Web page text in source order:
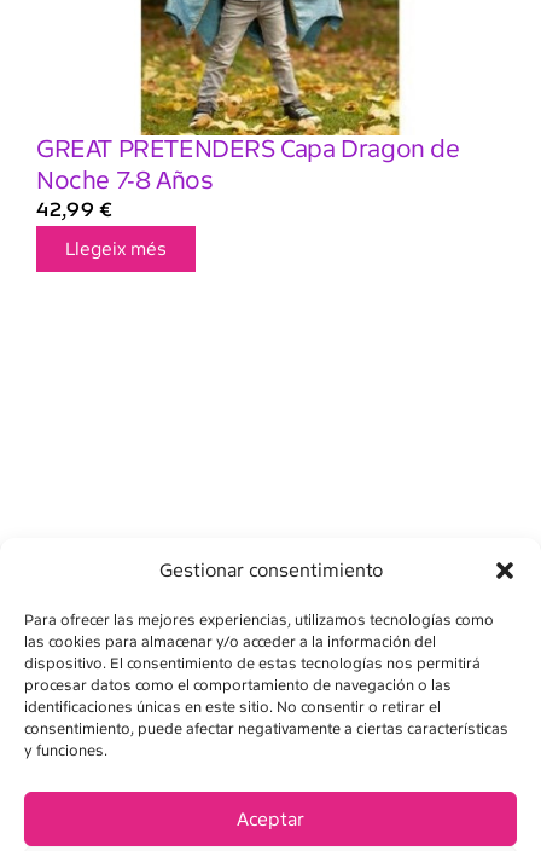
Gestionar consentimiento
Para ofrecer las mejores experiencias, utilizamos tecnologías como
las cookies para almacenar y/o acceder a la información del
dispositivo. El consentimiento de estas tecnologías nos permitirá
procesar datos como el comportamiento de navegación o las
identificaciones únicas en este sitio. No consentir o retirar el
consentimiento, puede afectar negativamente a ciertas características
y funciones.
Aceptar
GREAT PRETENDERS Capa Dragon de
Noche 7-8 Años
42,99 €
Llegeix més
POLÍTICA DE PRIVADESA